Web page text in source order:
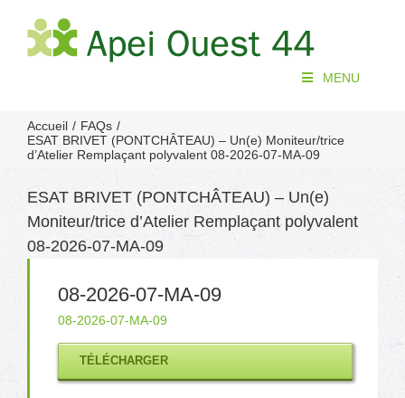
contenu
MENU
Accueil
FAQs
ESAT BRIVET (PONTCHÂTEAU) – Un(e) Moniteur/trice
d’Atelier Remplaçant polyvalent 08-2026-07-MA-09
ESAT BRIVET (PONTCHÂTEAU) – Un(e)
Moniteur/trice d’Atelier Remplaçant polyvalent
08-2026-07-MA-09
08-2026-07-MA-09
08-2026-07-MA-09
TÉLÉCHARGER